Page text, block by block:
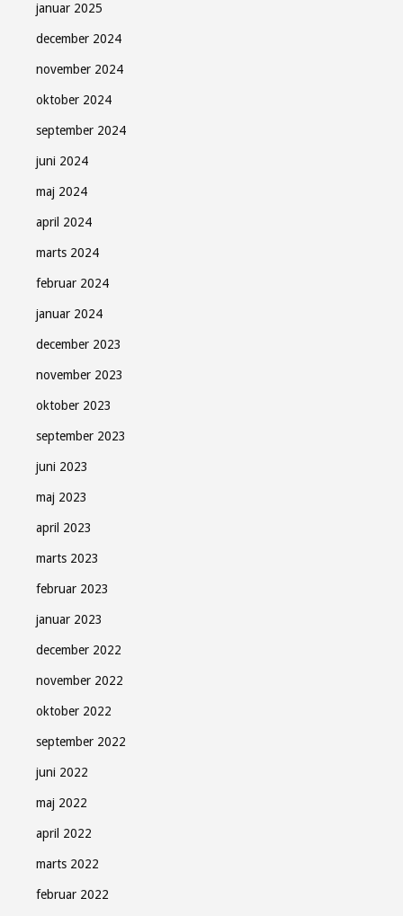
januar 2025
december 2024
november 2024
oktober 2024
september 2024
juni 2024
maj 2024
april 2024
marts 2024
februar 2024
januar 2024
december 2023
november 2023
oktober 2023
september 2023
juni 2023
maj 2023
april 2023
marts 2023
februar 2023
januar 2023
december 2022
november 2022
oktober 2022
september 2022
juni 2022
maj 2022
april 2022
marts 2022
februar 2022